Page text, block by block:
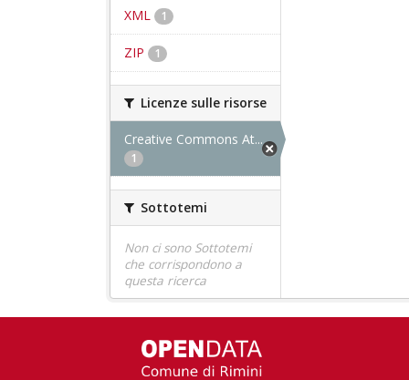
XML 1
ZIP 1
Licenze sulle risorse
Creative Commons At...
1
Sottotemi
Non ci sono Sottotemi
che corrispondono a
questa ricerca